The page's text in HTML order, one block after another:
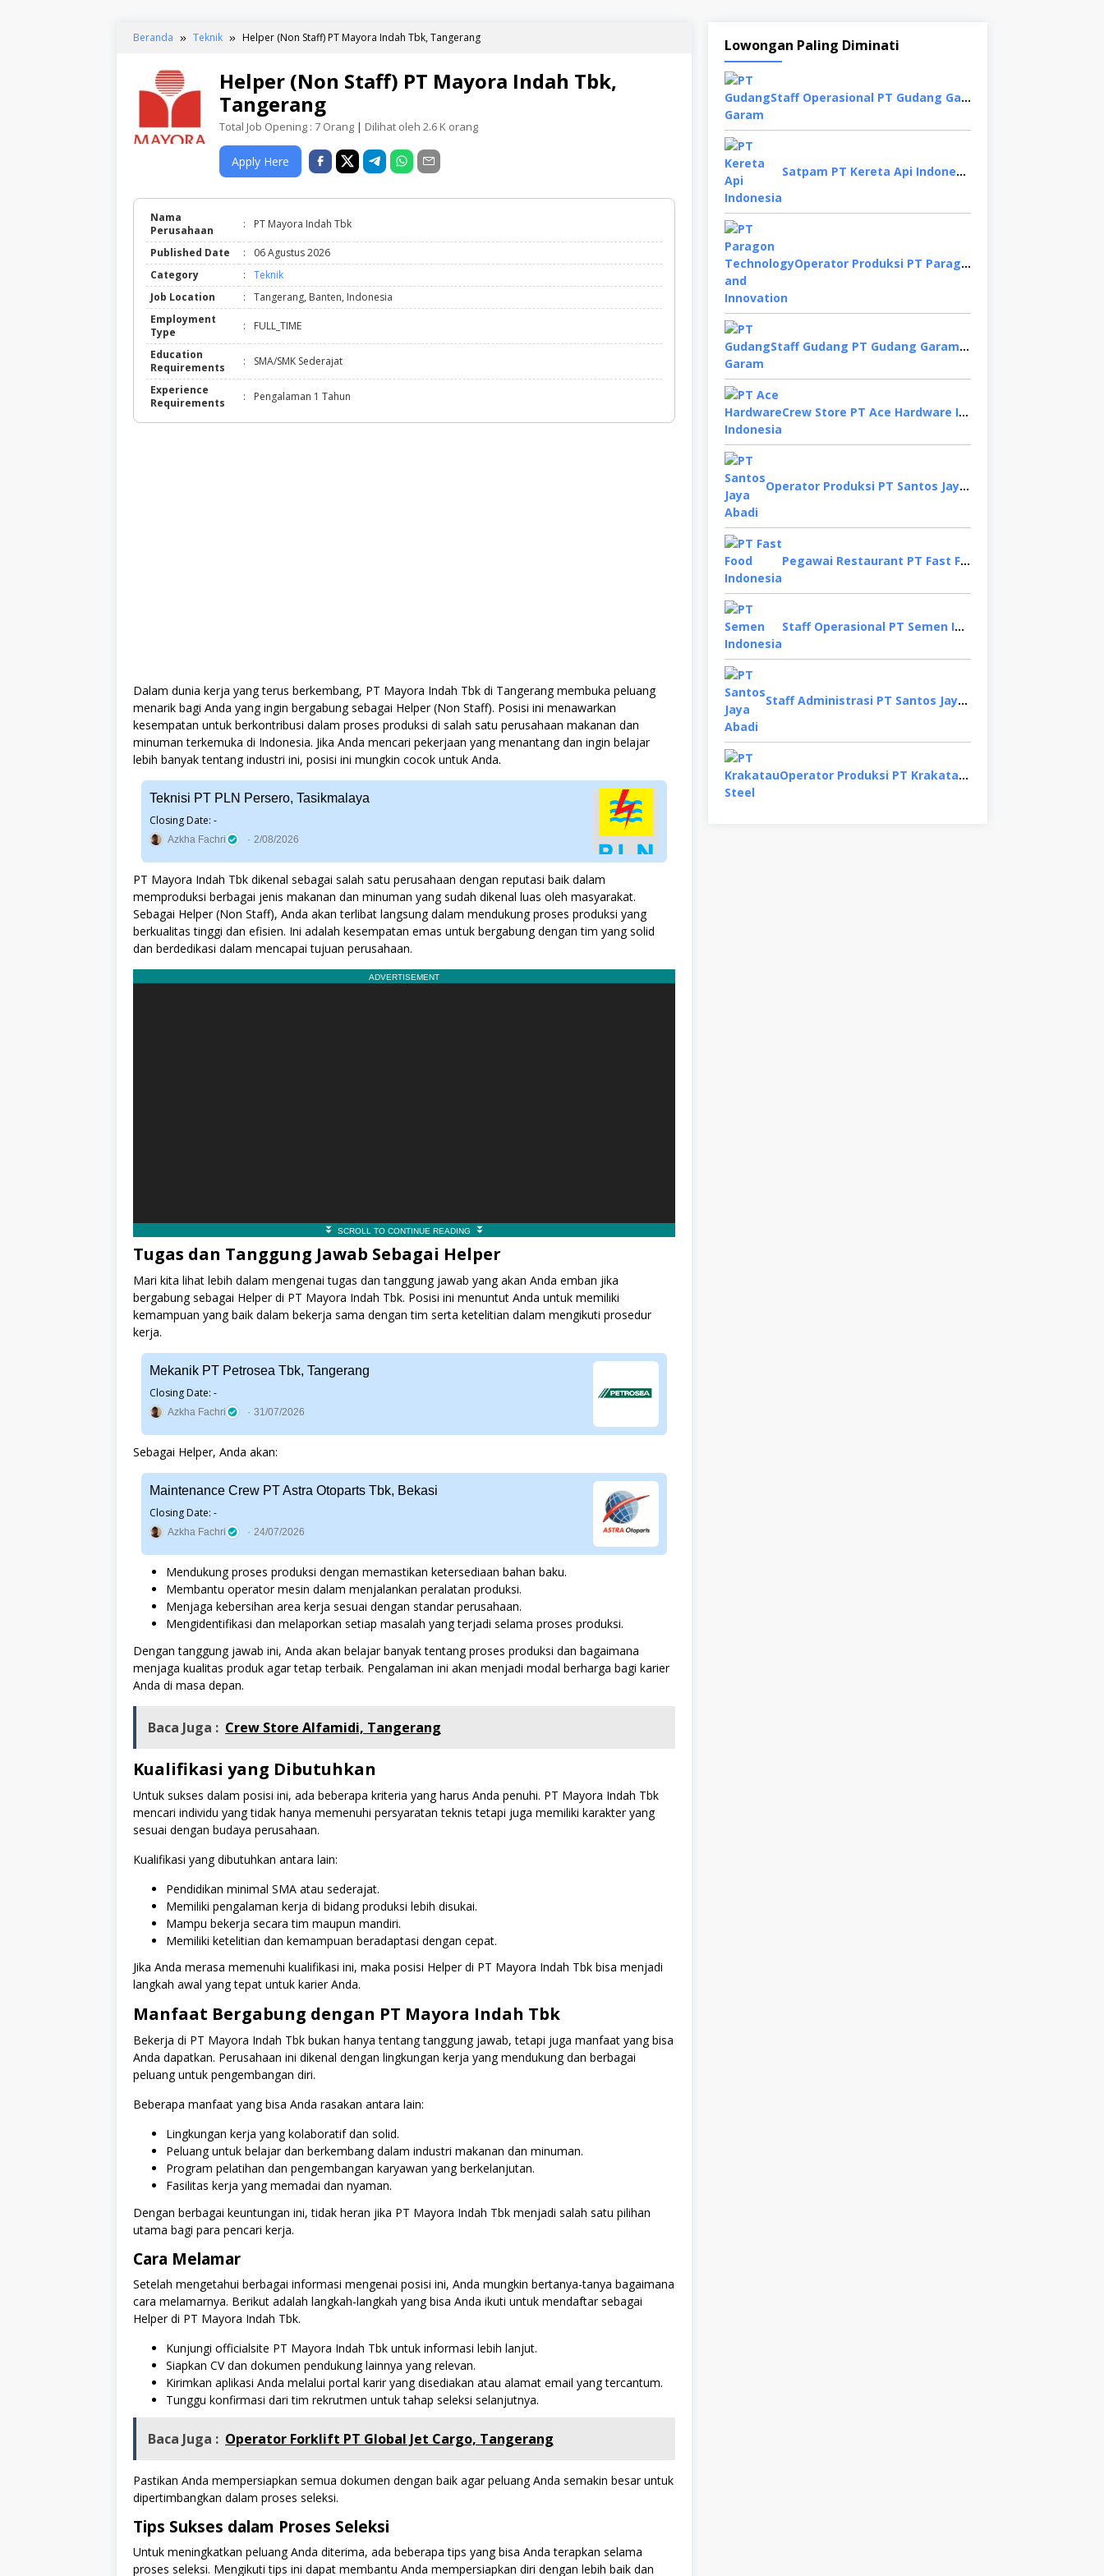
Beranda Teknik Helper (Non Staff) PT Mayora Indah Tbk, Tangerang
Helper (Non Staff) PT Mayora Indah Tbk,
Tangerang
Total Job Opening : 7 Orang | Dilihat oleh 2.6 K orang
Apply Here
Nama
Perusahaan
: PT Mayora Indah Tbk
Published Date :
06 Agustus 2026
Category
:
Teknik
Job Location
:
Tangerang, Banten, Indonesia
Employment
Type
: FULL_TIME
Education
Requirements
: SMA/SMK Sederajat
Experience
Requirements
: Pengalaman 1 Tahun
Dalam dunia kerja yang terus berkembang, PT Mayora Indah Tbk di Tangerang membuka peluang
menarik bagi Anda yang ingin bergabung sebagai Helper (Non Staff). Posisi ini menawarkan
kesempatan untuk berkontribusi dalam proses produksi di salah satu perusahaan makanan dan
minuman terkemuka di Indonesia. Jika Anda mencari pekerjaan yang menantang dan ingin belajar
lebih banyak tentang industri ini, posisi ini mungkin cocok untuk Anda.
Teknisi PT PLN Persero, Tasikmalaya
Closing Date: -
Azkha Fachri 2/08/2026
PT Mayora Indah Tbk dikenal sebagai salah satu perusahaan dengan reputasi baik dalam
memproduksi berbagai jenis makanan dan minuman yang sudah dikenal luas oleh masyarakat.
Sebagai Helper (Non Staff), Anda akan terlibat langsung dalam mendukung proses produksi yang
berkualitas tinggi dan efisien. Ini adalah kesempatan emas untuk bergabung dengan tim yang solid
dan berdedikasi dalam mencapai tujuan perusahaan.
Tugas dan Tanggung Jawab Sebagai Helper
Mari kita lihat lebih dalam mengenai tugas dan tanggung jawab yang akan Anda emban jika
bergabung sebagai Helper di PT Mayora Indah Tbk. Posisi ini menuntut Anda untuk memiliki
kemampuan yang baik dalam bekerja sama dengan tim serta ketelitian dalam mengikuti prosedur
kerja.
Mekanik PT Petrosea Tbk, Tangerang
Closing Date: -
Azkha Fachri 31/07/2026
Sebagai Helper, Anda akan:
Maintenance Crew PT Astra Otoparts Tbk, Bekasi
Closing Date: -
Azkha Fachri 24/07/2026
Mendukung proses produksi dengan memastikan ketersediaan bahan baku.
Membantu operator mesin dalam menjalankan peralatan produksi.
Menjaga kebersihan area kerja sesuai dengan standar perusahaan.
Mengidentifikasi dan melaporkan setiap masalah yang terjadi selama proses produksi.
Dengan tanggung jawab ini, Anda akan belajar banyak tentang proses produksi dan bagaimana
menjaga kualitas produk agar tetap terbaik. Pengalaman ini akan menjadi modal berharga bagi karier
Anda di masa depan.
Baca Juga : Crew Store Alfamidi, Tangerang
Kualifikasi yang Dibutuhkan
Untuk sukses dalam posisi ini, ada beberapa kriteria yang harus Anda penuhi. PT Mayora Indah Tbk
mencari individu yang tidak hanya memenuhi persyaratan teknis tetapi juga memiliki karakter yang
sesuai dengan budaya perusahaan.
Kualifikasi yang dibutuhkan antara lain:
Pendidikan minimal SMA atau sederajat.
Memiliki pengalaman kerja di bidang produksi lebih disukai.
Mampu bekerja secara tim maupun mandiri.
Memiliki ketelitian dan kemampuan beradaptasi dengan cepat.
Jika Anda merasa memenuhi kualifikasi ini, maka posisi Helper di PT Mayora Indah Tbk bisa menjadi
langkah awal yang tepat untuk karier Anda.
Manfaat Bergabung dengan PT Mayora Indah Tbk
Bekerja di PT Mayora Indah Tbk bukan hanya tentang tanggung jawab, tetapi juga manfaat yang bisa
Anda dapatkan. Perusahaan ini dikenal dengan lingkungan kerja yang mendukung dan berbagai
peluang untuk pengembangan diri.
Beberapa manfaat yang bisa Anda rasakan antara lain:
Lingkungan kerja yang kolaboratif dan solid.
Peluang untuk belajar dan berkembang dalam industri makanan dan minuman.
Program pelatihan dan pengembangan karyawan yang berkelanjutan.
Fasilitas kerja yang memadai dan nyaman.
Dengan berbagai keuntungan ini, tidak heran jika PT Mayora Indah Tbk menjadi salah satu pilihan
utama bagi para pencari kerja.
Cara Melamar
Setelah mengetahui berbagai informasi mengenai posisi ini, Anda mungkin bertanya-tanya bagaimana
cara melamarnya. Berikut adalah langkah-langkah yang bisa Anda ikuti untuk mendaftar sebagai
Helper di PT Mayora Indah Tbk.
Kunjungi officialsite PT Mayora Indah Tbk untuk informasi lebih lanjut.
Siapkan CV dan dokumen pendukung lainnya yang relevan.
Kirimkan aplikasi Anda melalui portal karir yang disediakan atau alamat email yang tercantum.
Tunggu konfirmasi dari tim rekrutmen untuk tahap seleksi selanjutnya.
Baca Juga : Operator Forklift PT Global Jet Cargo, Tangerang
Pastikan Anda mempersiapkan semua dokumen dengan baik agar peluang Anda semakin besar untuk
dipertimbangkan dalam proses seleksi.
Tips Sukses dalam Proses Seleksi
Untuk meningkatkan peluang Anda diterima, ada beberapa tips yang bisa Anda terapkan selama
proses seleksi. Mengikuti tips ini dapat membantu Anda mempersiapkan diri dengan lebih baik dan
Lowongan Paling Diminati
Staff Operasional PT Gudang Garam, Sidoarjo
Satpam PT Kereta Api Indonesia,Bogor
Operator Produksi PT Paragon Technology and Innovation, Tangerang
Staff Gudang PT Gudang Garam, Kediri
Crew Store PT Ace Hardware Indonesia, Bekasi
Operator Produksi PT Santos Jaya Abadi, Semarang
Pegawai Restaurant PT Fast Food Indonesia, Surabaya
Staff Operasional PT Semen Indonesia, Tuban
Staff Administrasi PT Santos Jaya Abadi, Sidoarjo
Operator Produksi PT Krakatau Steel, Binjai